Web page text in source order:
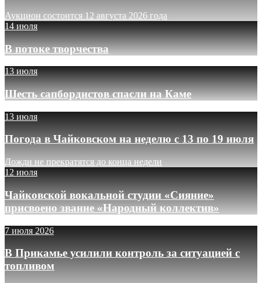
Аукцион состоится 12 августа 2026 года
14 июля
В потоке творчества
13 июля
Шесть сапбордистов спасли на Каме
13 июля
Погода в Чайковском на неделю с 13 по 19 июля
Дожди не прекратятся до конца недели
12 июля
Чайковской вокальной студии «Сияние»
присвоено звание «Народный коллектив»
7 июля 2026
В Прикамье усилили контроль за ситуацией с
топливом